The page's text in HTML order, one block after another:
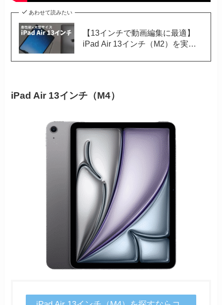
あわせて読みたい
【13インチで動画編集に最適】
iPad Air 13インチ（M2）を実機
iPad Air 13インチ（M4）